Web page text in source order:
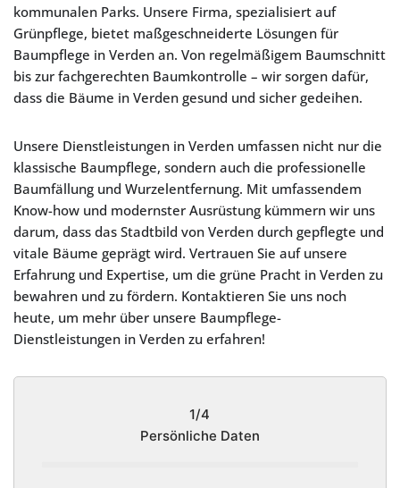
kommunalen Parks. Unsere Firma, spezialisiert auf
Grünpflege, bietet maßgeschneiderte Lösungen für
Baumpflege in Verden an. Von regelmäßigem Baumschnitt
bis zur fachgerechten Baumkontrolle – wir sorgen dafür,
dass die Bäume in Verden gesund und sicher gedeihen.
Unsere Dienstleistungen in Verden umfassen nicht nur die
klassische Baumpflege, sondern auch die professionelle
Baumfällung und Wurzelentfernung. Mit umfassendem
Know-how und modernster Ausrüstung kümmern wir uns
darum, dass das Stadtbild von Verden durch gepflegte und
vitale Bäume geprägt wird. Vertrauen Sie auf unsere
Erfahrung und Expertise, um die grüne Pracht in Verden zu
bewahren und zu fördern. Kontaktieren Sie uns noch
heute, um mehr über unsere Baumpflege-
Dienstleistungen in Verden zu erfahren!
1/4
Persönliche Daten